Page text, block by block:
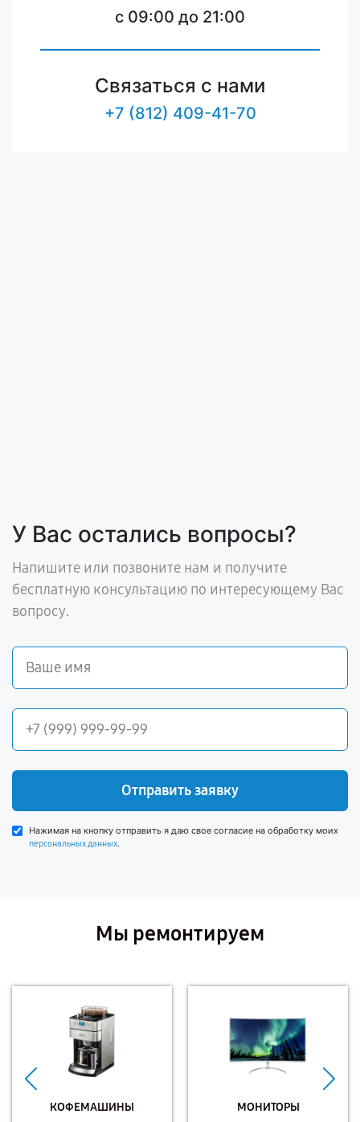
c 09:00 до 21:00
Связаться с нами
+7 (812) 409-41-70
У Вас остались вопросы?
Напишите или позвоните нам и получите
бесплатную консультацию по интересующему Вас
вопросу.
Отправить заявку
Нажимая на кнопку отправить я даю свое согласие на обработку моих
персональных данных.
Мы ремонтируем
КОФЕМАШИНЫ МОНИТОРЫ